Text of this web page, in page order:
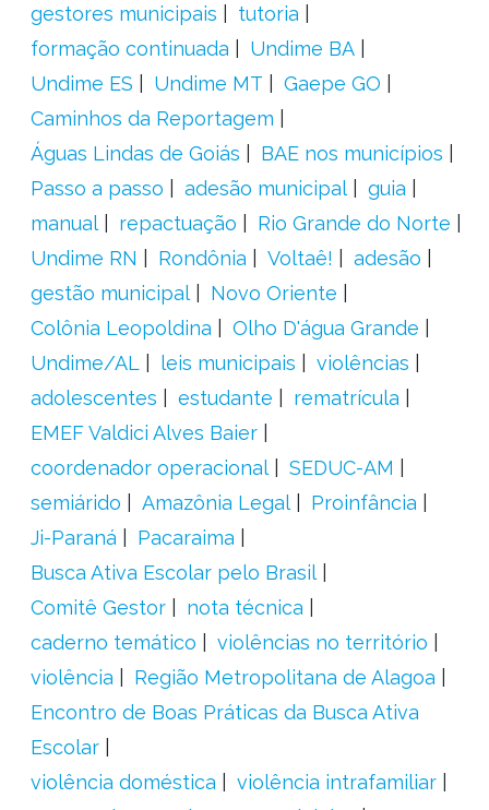
gestores municipais
tutoria
formação continuada
Undime BA
Undime ES
Undime MT
Gaepe GO
Caminhos da Reportagem
Águas Lindas de Goiás
BAE nos municípios
Passo a passo
adesão municipal
guia
manual
repactuação
Rio Grande do Norte
Undime RN
Rondônia Voltaê!
adesão
gestão municipal
Novo Oriente
Colônia Leopoldina
Olho D'água Grande
Undime/AL
leis municipais
violências
adolescentes
estudante
rematrícula
EMEF Valdici Alves Baier
coordenador operacional
SEDUC-AM
semiárido
Amazônia Legal
Proinfância
Ji-Paraná
Pacaraima
Busca Ativa Escolar pelo Brasil
Comitê Gestor
nota técnica
caderno temático
violências no território
violência
Região Metropolitana de Alagoa
Encontro de Boas Práticas da Busca Ativa
Escolar
violência doméstica
violência intrafamiliar